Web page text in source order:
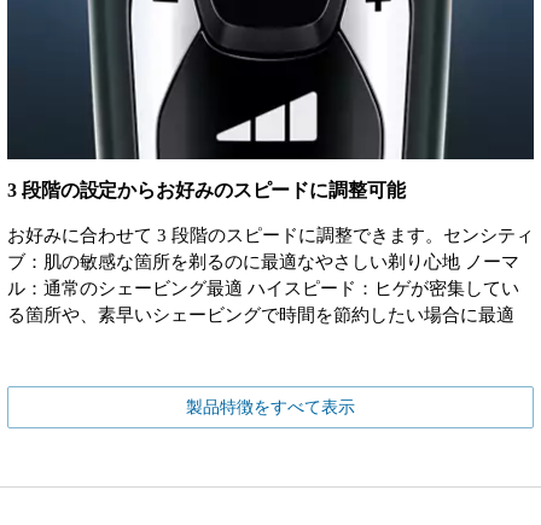
3 段階の設定からお好みのスピードに調整可能
お好みに合わせて 3 段階のスピードに調整できます。センシティ
ブ：肌の敏感な箇所を剃るのに最適なやさしい剃り心地 ノーマ
ル：通常のシェービング最適 ハイスピード：ヒゲが密集してい
る箇所や、素早いシェービングで時間を節約したい場合に最適
製品特徴をすべて表示